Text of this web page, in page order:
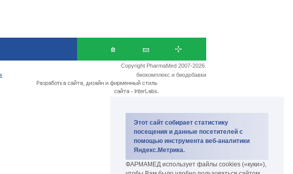
Этот сайт собирает статистику
посещения и данные посетителей с
помощью инструмента веб-аналитики
Яндекс.Метрика.
ФАРМАМЕД использует файлы cookies («куки»),
Copyright PharmaMed 2007-2026.
биокомплекс и биодобавки